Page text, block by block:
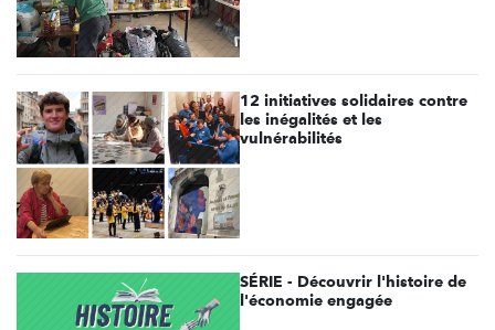
12 initiatives solidaires contre
les inégalités et les
vulnérabilités
SÉRIE - Découvrir l'histoire de
l'économie engagée